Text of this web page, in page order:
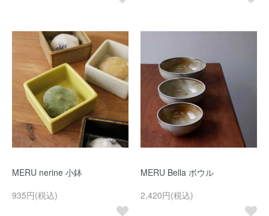
MERU nerine 小鉢
935円(税込)
MERU Bella ボウル
2,420円(税込)